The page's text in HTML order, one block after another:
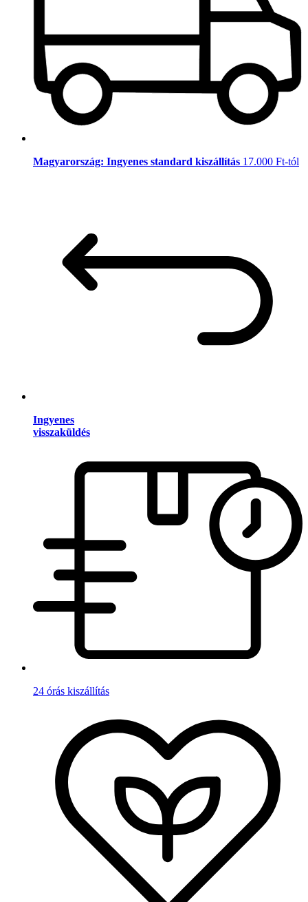
Magyarország: Ingyenes standard kiszállítás 17.000 Ft-tól
Ingyenes
visszaküldés
24 órás kiszállítás